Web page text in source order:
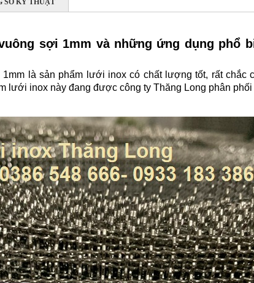
SỐ KỸ THUẬT
sợi 1mm và những ứng dụng phổ
là sản phẩm lưới inox có chất lượng tốt, rất chắc
lưới inox này đang được công ty Thăng Long phân